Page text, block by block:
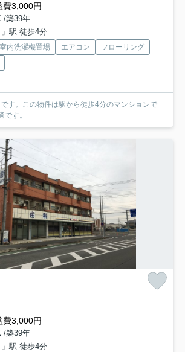
費3,000円
/築39年
駅 徒歩4分
室内洗濯機置場 エアコン
フローリング
す。この物件は駅から徒歩4分のマンションで
す。
費3,000円
/築39年
駅 徒歩4分